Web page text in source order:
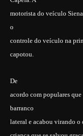
motorista do veículo
o
controle do veículo na
capotou.
De
acordo com populares
barranco
lateral e acabou virando